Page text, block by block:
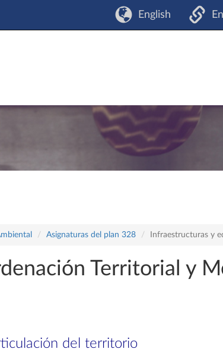
English
Asignaturas del plan 328 Infraestructuras y
Territorial y
del territorio